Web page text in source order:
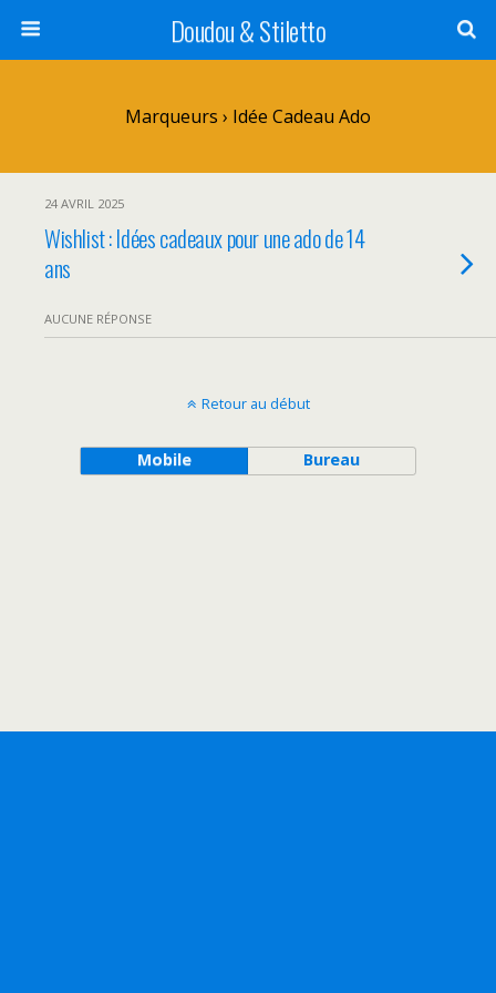
Doudou & Stiletto
Marqueurs › Idée Cadeau Ado
24 AVRIL 2025
Wishlist : Idées cadeaux pour une ado de 14
ans
AUCUNE RÉPONSE
Retour au début
Mobile Bureau